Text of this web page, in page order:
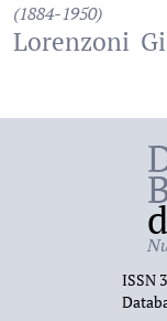
(1884-1950)
Lorenzoni
ISSN